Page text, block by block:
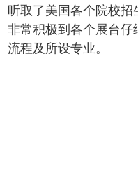
听取了美国各个院校
非常积极到各个展台
流程及所设专业。